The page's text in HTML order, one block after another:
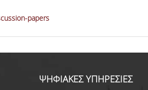
papers
ΨΗΦΙΑΚΕΣ ΥΠΗΡΕΣΙΕΣ